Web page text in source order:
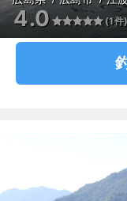
4.0 (1件)